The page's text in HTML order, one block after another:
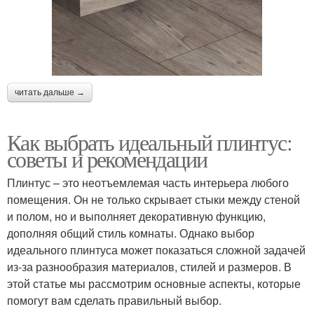
читать дальше →
Как выбрать идеальный плинтус:
советы и рекомендации
Плинтус – это неотъемлемая часть интерьера любого
помещения. Он не только скрывает стыки между стеной
и полом, но и выполняет декоративную функцию,
дополняя общий стиль комнаты. Однако выбор
идеального плинтуса может показаться сложной задачей
из-за разнообразия материалов, стилей и размеров. В
этой статье мы рассмотрим основные аспекты, которые
помогут вам сделать правильный выбор.